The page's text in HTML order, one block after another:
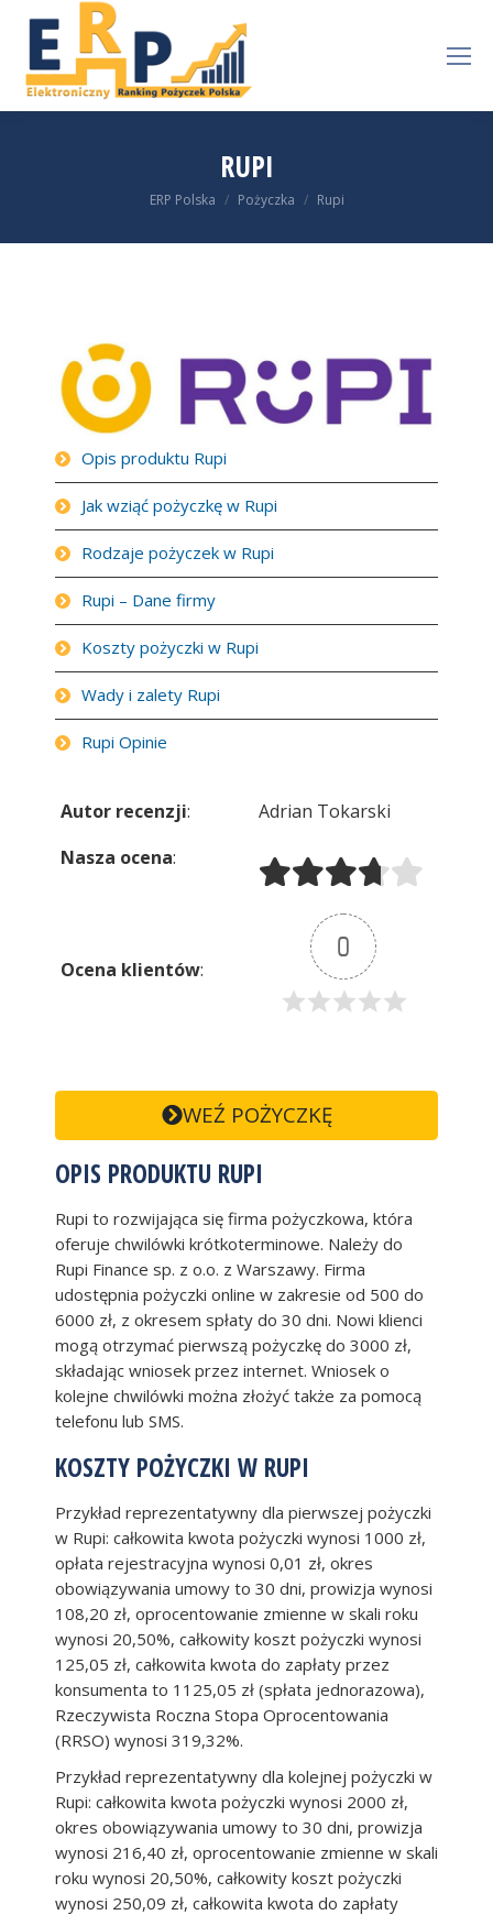
RUPI
You are here:
ERP Polska Pożyczka Rupi
Opis produktu Rupi
Jak wziąć pożyczkę w Rupi
Rodzaje pożyczek w Rupi
Rupi – Dane firmy
Koszty pożyczki w Rupi
Wady i zalety Rupi
Rupi Opinie
Autor recenzji:
Adrian Tokarski
Nasza ocena:
Ocena klientów:
0
WEŹ POŻYCZKĘ
OPIS PRODUKTU RUPI
Rupi to rozwijająca się firma pożyczkowa, która
oferuje chwilówki krótkoterminowe. Należy do
Rupi Finance sp. z o.o. z Warszawy. Firma
udostępnia pożyczki online w zakresie od 500 do
6000 zł, z okresem spłaty do 30 dni. Nowi klienci
mogą otrzymać pierwszą pożyczkę do 3000 zł,
składając wniosek przez internet. Wniosek o
kolejne chwilówki można złożyć także za pomocą
telefonu lub SMS.
KOSZTY POŻYCZKI W RUPI
Przykład reprezentatywny dla pierwszej pożyczki
w Rupi: całkowita kwota pożyczki wynosi 1000 zł,
opłata rejestracyjna wynosi 0,01 zł, okres
obowiązywania umowy to 30 dni, prowizja wynosi
108,20 zł, oprocentowanie zmienne w skali roku
wynosi 20,50%, całkowity koszt pożyczki wynosi
125,05 zł, całkowita kwota do zapłaty przez
konsumenta to 1125,05 zł (spłata jednorazowa),
Rzeczywista Roczna Stopa Oprocentowania
(RRSO) wynosi 319,32%.
Przykład reprezentatywny dla kolejnej pożyczki w
Rupi: całkowita kwota pożyczki wynosi 2000 zł,
okres obowiązywania umowy to 30 dni, prowizja
wynosi 216,40 zł, oprocentowanie zmienne w skali
roku wynosi 20,50%, całkowity koszt pożyczki
wynosi 250,09 zł, całkowita kwota do zapłaty